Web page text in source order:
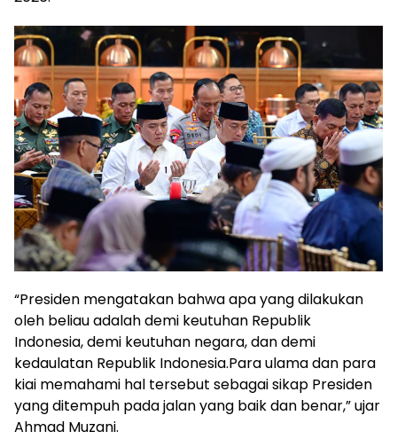
“Presiden mengatakan bahwa apa yang dilakukan
oleh beliau adalah demi keutuhan Republik
Indonesia, demi keutuhan negara, dan demi
kedaulatan Republik Indonesia.Para ulama dan para
kiai memahami hal tersebut sebagai sikap Presiden
yang ditempuh pada jalan yang baik dan benar,” ujar
Ahmad Muzani.